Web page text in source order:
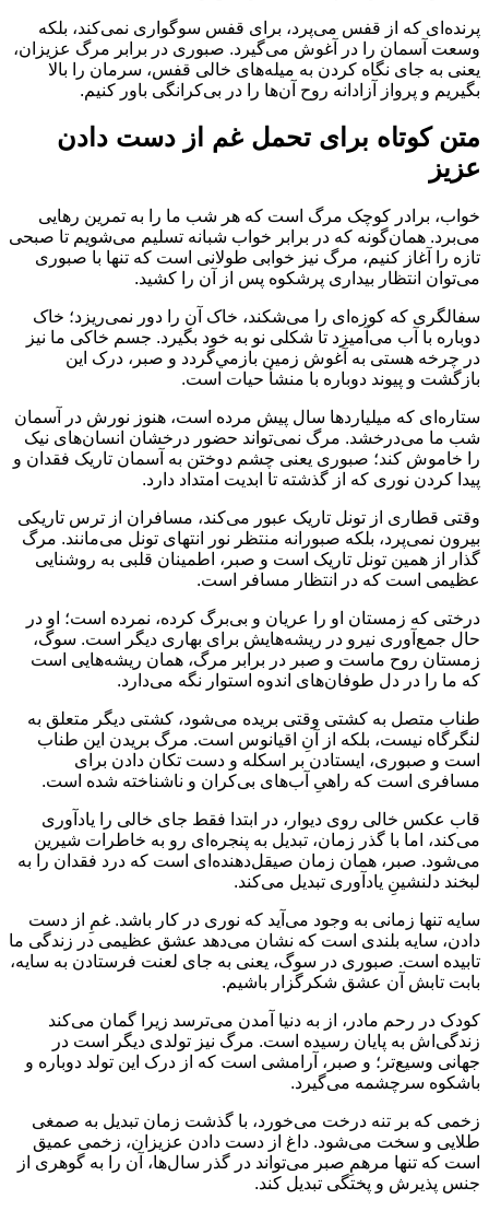
پرنده‌ای که از قفس می‌پرد، برای قفس سوگواری نمی‌کند، بلکه
وسعت آسمان را در آغوش می‌گیرد. صبوری در برابر مرگ عزیزان،
یعنی به جای نگاه کردن به میله‌های خالی قفس، سرمان را بالا
بگیریم و پرواز آزادانه روح آن‌ها را در بی‌کرانگی باور کنیم.
متن کوتاه برای تحمل غم از دست دادن
عزیز
خواب، برادر کوچک مرگ است که هر شب ما را به تمرین رهایی
می‌برد. همان‌گونه که در برابر خواب شبانه تسلیم می‌شویم تا صبحی
تازه را آغاز کنیم، مرگ نیز خوابی طولانی است که تنها با صبوری
می‌توان انتظار بیداری پرشکوه پس از آن را کشید.
سفالگری که کوزه‌ای را می‌شکند، خاک آن را دور نمی‌ریزد؛ خاک
دوباره با آب می‌آمیزد تا شکلی نو به خود بگیرد. جسم خاکی ما نیز
در چرخه هستی به آغوش زمین بازمي‌گردد و صبر، درک این
بازگشت و پیوند دوباره با منشأ حیات است.
ستاره‌ای که میلیاردها سال پیش مرده است، هنوز نورش در آسمان
شب ما می‌درخشد. مرگ نمی‌تواند حضور درخشان انسان‌های نیک
را خاموش کند؛ صبوری یعنی چشم دوختن به آسمان تاریک فقدان و
پیدا کردن نوری که از گذشته تا ابدیت امتداد دارد.
وقتی قطاری از تونل تاریک عبور می‌کند، مسافران از ترس تاریکی
بیرون نمی‌پرد، بلکه صبورانه منتظر نور انتهای تونل می‌مانند. مرگ
گذار از همین تونل تاریک است و صبر، اطمینان قلبی به روشنایی
عظیمی است که در انتظار مسافر است.
درختی که زمستان او را عریان و بی‌برگ کرده، نمرده است؛ او در
حال جمع‌آوری نیرو در ریشه‌هایش برای بهاری دیگر است. سوگ،
زمستان روح ماست و صبر در برابر مرگ، همان ریشه‌هایی است
که ما را در دل طوفان‌های اندوه استوار نگه می‌دارد.
طناب متصل به کشتی وقتی بریده می‌شود، کشتی دیگر متعلق به
لنگرگاه نیست، بلکه از آنِ اقیانوس است. مرگ بریدن این طناب
است و صبوری، ایستادن بر اسکله و دست تکان دادن برای
مسافری است که راهیِ آب‌های بی‌کران و ناشناخته شده است.
قاب عکس خالی روی دیوار، در ابتدا فقط جای خالی را یادآوری
می‌کند، اما با گذر زمان، تبدیل به پنجره‌ای رو به خاطرات شیرین
می‌شود. صبر، همان زمان صیقل‌دهنده‌ای است که درد فقدان را به
لبخند دلنشینِ یادآوری تبدیل می‌کند.
سایه تنها زمانی به وجود می‌آید که نوری در کار باشد. غمِ از دست
دادن، سایه بلندی است که نشان می‌دهد عشق عظیمی در زندگی ما
تابیده است. صبوری در سوگ، یعنی به جای لعنت فرستادن به سایه،
بابت تابش آن عشق شکرگزار باشیم.
کودک در رحم مادر، از به دنیا آمدن می‌ترسد زیرا گمان می‌کند
زندگی‌اش به پایان رسیده است. مرگ نیز تولدی دیگر است در
جهانی وسیع‌تر؛ و صبر، آرامشی است که از درک این تولد دوباره و
باشکوه سرچشمه می‌گیرد.
زخمی که بر تنه درخت می‌خورد، با گذشت زمان تبدیل به صمغی
طلایی و سخت می‌شود. داغ از دست دادن عزیزان، زخمی عمیق
است که تنها مرهمِ صبر می‌تواند در گذر سال‌ها، آن را به گوهری از
جنس پذیرش و پختگی تبدیل کند.